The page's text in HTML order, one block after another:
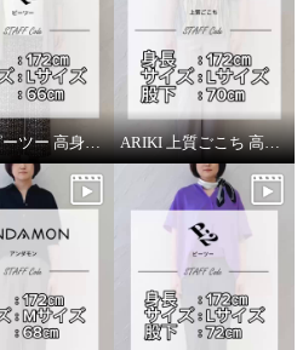
ARIKI ピーツー 高身長スタッフがはいてみました！ ARIKI 上質ごこち 高身長スタッフがはいてみました！